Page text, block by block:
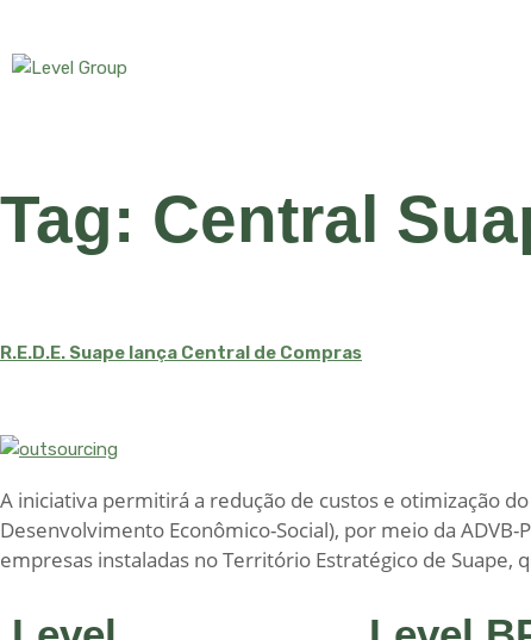
Tag: Central
R.E.D.E. Suape lança Central de Compras
A iniciativa permitirá a redução de custos e otimização
Desenvolvimento Econômico-Social), por meio da
empresas instaladas no Território Estratégico de Suape,